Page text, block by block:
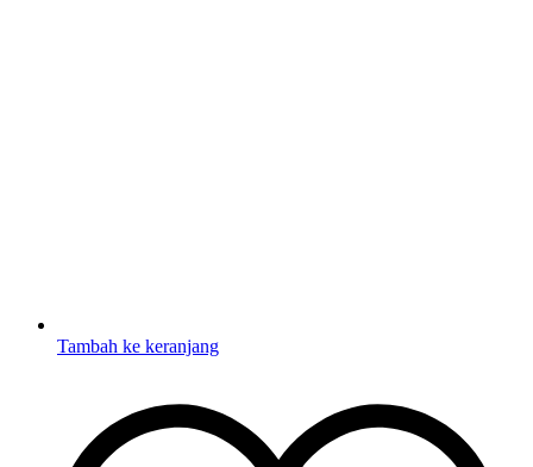
Tambah ke keranjang